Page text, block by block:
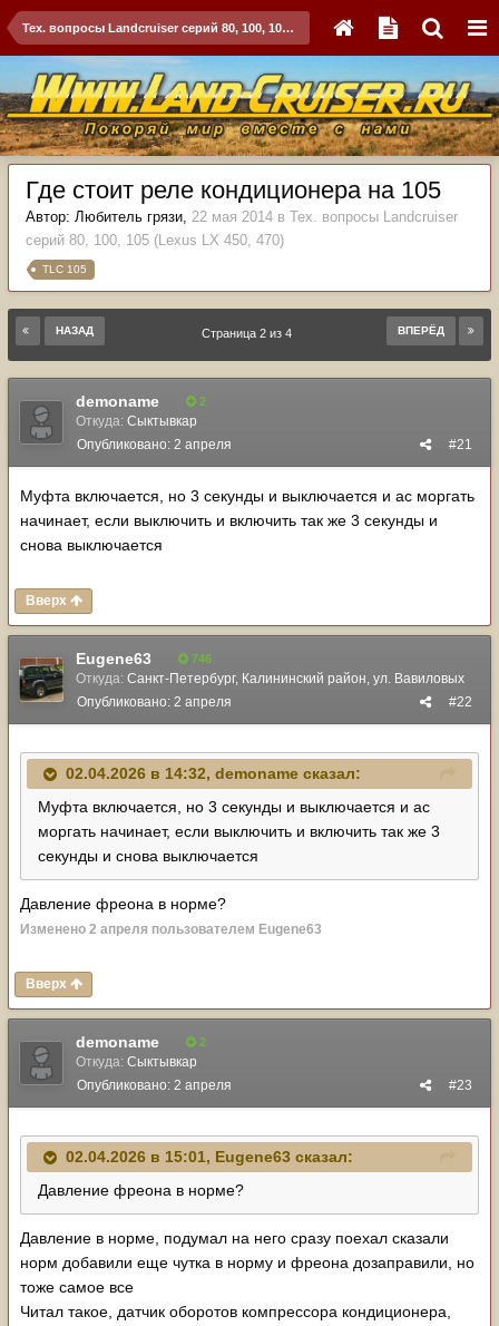
Тех. вопросы Landcruiser серий 80, 100, 105 (Lexus LX 450, 470)
Где стоит реле кондиционера на 105
Автор: Любитель грязи, 22 мая 2014 в Тех. вопросы Landcruiser
серий 80, 100, 105 (Lexus LX 450, 470)
TLC 105
НАЗАД ВПЕРЁД
Страница 2 из 4
demoname 2
Откуда: Сыктывкар
#21
Опубликовано: 2 апреля
Муфта включается, но 3 секунды и выключается и ас моргать
начинает, если выключить и включить так же 3 секунды и
снова выключается
Вверх
Eugene63 746
Откуда: Санкт-Петербург, Калининский район, ул. Вавиловых
#22
Опубликовано: 2 апреля
02.04.2026 в 14:32, demoname сказал:
Муфта включается, но 3 секунды и выключается и ас
моргать начинает, если выключить и включить так же 3
секунды и снова выключается
Давление фреона в норме?
Изменено 2 апреля пользователем Eugene63
Вверх
demoname 2
Откуда: Сыктывкар
#23
Опубликовано: 2 апреля
02.04.2026 в 15:01, Eugene63 сказал:
Давление фреона в норме?
Давление в норме, подумал на него сразу поехал сказали
норм добавили еще чутка в норму и фреона дозаправили, но
тоже самое все
Читал такое, датчик оборотов компрессора кондиционера,